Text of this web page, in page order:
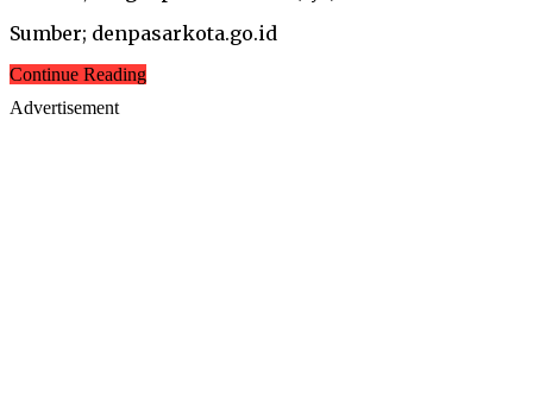
Sumber; denpasarkota.go.id
Continue Reading
Advertisement